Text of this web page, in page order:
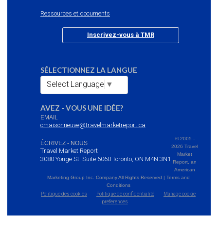
Ressources et documents
Inscrivez-vous à TMR
SÉLECTIONNEZ LA LANGUE
Select Language ▼
AVEZ - VOUS UNE IDÉE?
EMAIL
cmaisonneuve@travelmarketreport.ca
ÉCRIVEZ - NOUS
Travel Market Report
3080 Yonge St. Suite 6060 Toronto, ON M4N 3N1
© 2005 -
2026 Travel
Market
Report, an
American
Marketing Group Inc. Company All Rights Reserved | Terms and
Conditions
Politique des cookies
Politique de confidentialité
Manage cookie
preferences